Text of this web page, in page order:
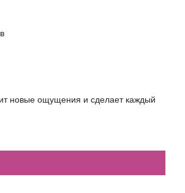
новые ощущения и сделает каждый